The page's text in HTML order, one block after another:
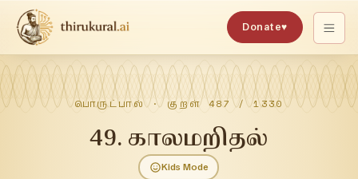
Donate♥
பொருட்பால்· குறள்487 /1330
49.காலமறிதல்
Kids Mode